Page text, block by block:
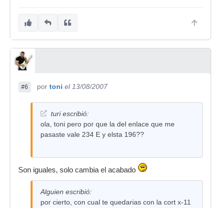
#6 por toni el 13/08/2007
turi escribió:
ola, toni pero por que la del enlace que me
pasaste vale 234 E y elsta 196??
Son iguales, solo cambia el acabado
Alguien escribió:
por cierto, con cual te quedarias con la cort x-11